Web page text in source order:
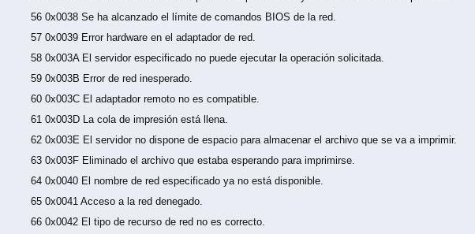
56 0x0038 Se ha alcanzado el límite de comandos BIOS de la red.
57 0x0039 Error hardware en el adaptador de red.
58 0x003A El servidor especificado no puede ejecutar la operación solicitada.
59 0x003B Error de red inesperado.
60 0x003C El adaptador remoto no es compatible.
61 0x003D La cola de impresión está llena.
62 0x003E El servidor no dispone de espacio para almacenar el archivo que se va a imprimir.
63 0x003F Eliminado el archivo que estaba esperando para imprimirse.
64 0x0040 El nombre de red especificado ya no está disponible.
65 0x0041 Acceso a la red denegado.
66 0x0042 El tipo de recurso de red no es correcto.